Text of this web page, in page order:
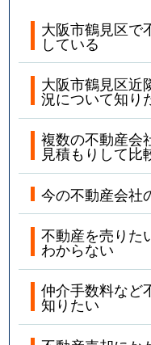
大阪市鶴見区で
している
大阪市鶴見区近
況について知り
複数の不動産会
見積もりして比
今の不動産会社
不動産を売りた
わからない
仲介手数料など
知りたい